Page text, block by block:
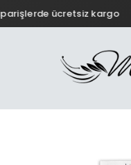
ücretsiz kargo